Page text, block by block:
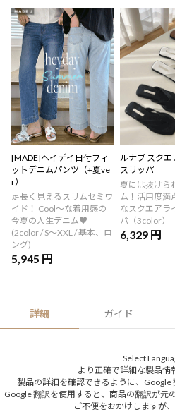
[MADE]ヘイデイ日付フィ
ットデニムパンツ（+夏ve
r）
足長く見えるスリムセミワ
イド！ Cool～な着用感の
今夏の人生デニム♥
(2color / S～XXL / 基本、ロ
ング)
5,945 円
ルナブ スクエ
スリッパ
夏には抜けら
ム！活用度満
なスクエアラ
パ（3color）
6,329 円
詳細 ガイド
Select
より正確で詳細な製品情
製品の詳細を確認できるように、Google
Google 翻訳を使用すると、商品の翻訳が元
ご不便をおかけしますが